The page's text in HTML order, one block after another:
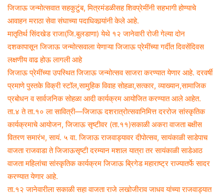
i
l
जिजाऊ जन्मोत्सवात सहकुटुंब, मित्रमंडळीसह शिवप्रेमींनी सहभागी होण्याचे
आवाहन मराठा सेवा संघाच्या पदाधिकार्‍यांनी केले आहे.
मातृतिर्थ सिंदखेड राजा(जि.बुलडाणा) येथे १२ जानेवारी रोजी गेल्या दोन
दशकापासून जिजाऊ जन्मोत्सवाला येणाऱ्या जिजाऊ प्रेमींच्या गर्दीत दिवसेंदिवस
लक्षणीय वाढ होऊ लागली आहे
जिजाऊ प्रेमींच्या उपस्थित जिजाऊ जन्मोत्सव साजरा करण्यात येणार आहे. दरवर्षी
प्रमाणे पुस्तके विक्री स्टॉल,सामुहिक विवाह सोहळा,सत्कार, व्याख्यान,सामाजिक
प्रबोधन व सार्वजनिक सोहळा आदी कार्यक्रम आयोजित करण्यात आले आहेत.
ता.४ ते ता.१० ला सावित्री—जिजाऊ दशरात्रोत्सवानिमित्त दररोज सांस्कृतिक
कार्यक्रमाचे आयोजन, जिजाऊ सृष्टीवर (ता.११)सकाळी अकरा वाजता बक्षीस
वितरण समारंभ, सायं. ५ वा. जिजाऊ राजवाड्यावर दीपोत्सव, सायंकाळी साडेपाच
वाजता राजवाडा ते जिजाऊसृष्टी दरम्यान मशाल यात्रा तर सायंकाळी साडेआठ
वाजता महिलांचा सांस्कृतिक कार्यक्रम जिजाऊ ब्रिगेड महाराष्ट्र राज्यातर्फे सादर
करण्यात येणार आहे.
ता.१२ जानेवारीला सकाळी सहा वाजता राजे लखोजीराव जाधव यांच्या राजवाड्यात